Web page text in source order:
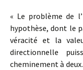
« Le problème de
hypothèse, dont le
véracité et la
directionnelle
cheminement à